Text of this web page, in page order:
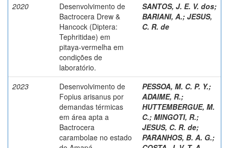
2020
Desenvolvimento de
Bactrocera Drew &
Hancock (Diptera:
Tephritidae) em
pitaya-vermelha em
condições de
laboratório.
SANTOS, J. E. V. dos;
BARIANI, A.; JESUS,
C. R. de
2023
Desenvolvimento de
Fopius arisanus por
demandas térmicas
em área apta a
Bactrocera
carambolae no estado
PESSOA, M. C. P. Y.;
ADAIME, R.;
HUTTEMBERGUE, M.
C.; MINGOTI, R.;
JESUS, C. R. de;
PARANHOS, B. A. G.;